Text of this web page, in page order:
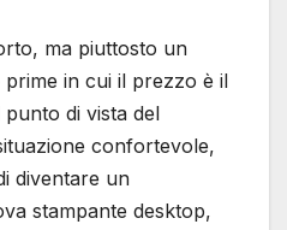
ma piuttosto un
in cui il prezzo è il
di vista del
confortevole,
diventare un
stampante desktop,